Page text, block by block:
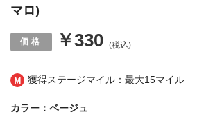
獲得ステージマイル：最大15マイル
マロ)
￥330 (税込)
カラー：ベージュ